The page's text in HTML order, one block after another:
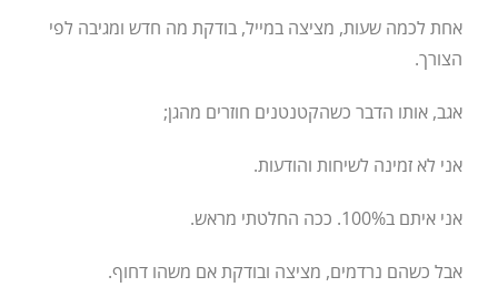
אחת לכמה שעות, מציצה במייל, בודקת מה חדש ומגיבה לפי
הצורך.
אגב, אותו הדבר כשהקטנטנים חוזרים מהגן;
אני לא זמינה לשיחות והודעות.
אני איתם ב100%. ככה החלטתי מראש.
אבל כשהם נרדמים, מציצה ובודקת אם משהו דחוף.